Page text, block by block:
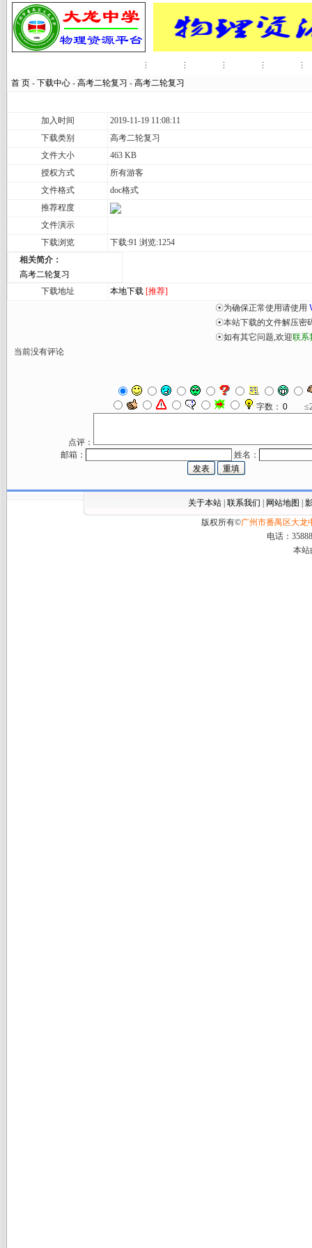
首 页 - 下载中心 - 高考二轮复习 - 高考二轮复习
加入时间
2019-11-19 11:08:11
下载类别
高考二轮复习
文件大小
463 KB
授权方式
所有游客
文件格式
doc格式
推荐程度
文件演示
下载浏览
下载:91 浏览:1254
相关简介：
高考二轮复习
下载地址
本地下载 [推荐]
☉为确保正常使用请使用
☉本站下载的文件解压密
☉如有其它问题,欢迎联系
当前没有评论
字数：
点评：
邮箱：
姓名：
关于本站| 联系我们 网站地图
版权所有©广州市番禺区大龙
电话：
本站